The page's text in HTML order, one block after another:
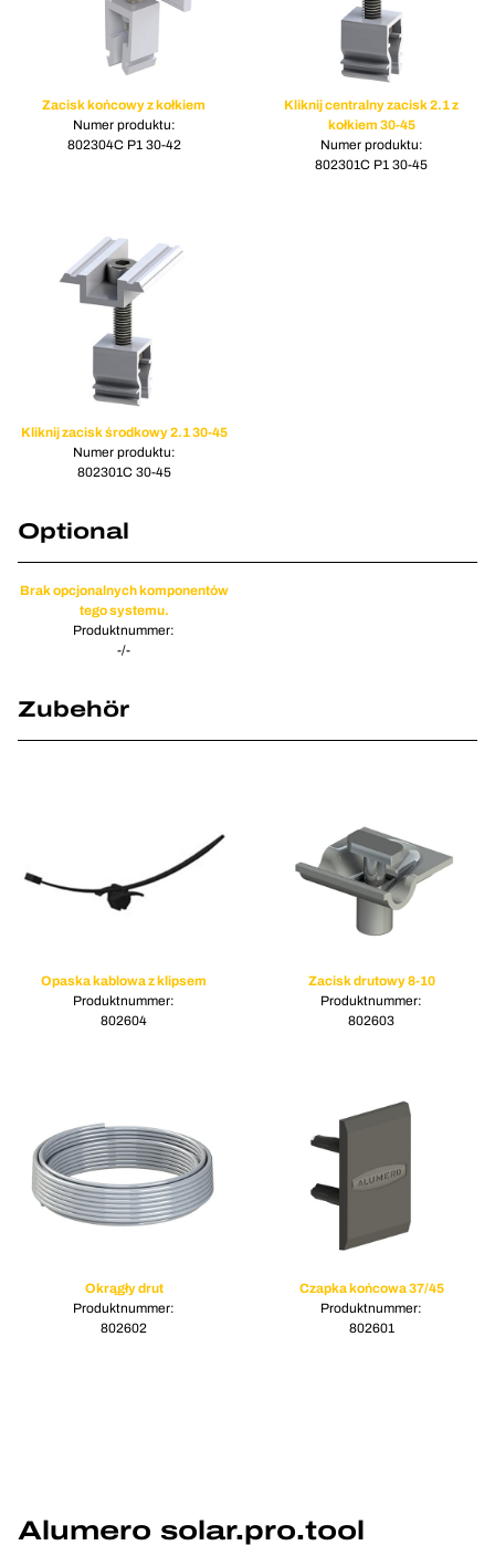
Zacisk końcowy z kołkiem
Numer produktu:
802304C P1 30-42
Kliknij centralny zacisk 2.1 z
kołkiem 30-45
Numer produktu:
802301C P1 30-45
Kliknij zacisk środkowy 2.1 30-45
Numer produktu:
802301C 30-45
Optional
Brak opcjonalnych komponentów
tego systemu.
Produktnummer:
-/-
Zubehör
Opaska kablowa z klipsem
Produktnummer:
802604
Zacisk drutowy 8-10
Produktnummer:
802603
Okrągły drut
Produktnummer:
802602
Czapka końcowa 37/45
Produktnummer:
802601
Alumero solar.pro.tool